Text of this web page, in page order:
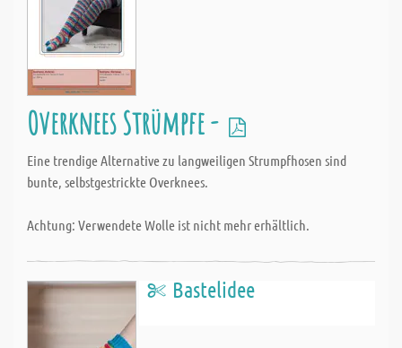
Overknees Strümpfe -
Eine trendige Alternative zu langweiligen Strumpfhosen sind
bunte, selbstgestrickte Overknees.
Achtung: Verwendete Wolle ist nicht mehr erhältlich.
Bastelidee